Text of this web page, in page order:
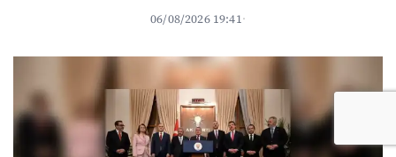
06/08/2026 19:41·